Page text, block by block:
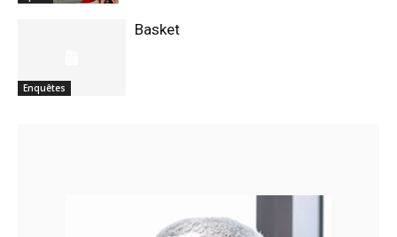
Enquêtes
Basket